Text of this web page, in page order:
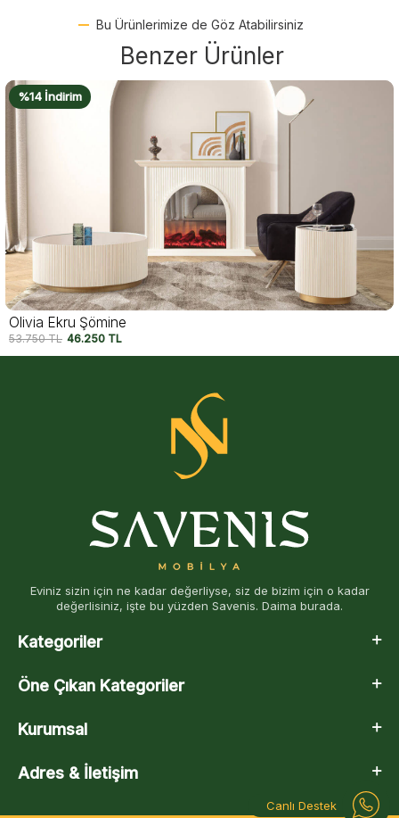
Canlı Destek
Bu Ürünlerimize de Göz Atabilirsiniz
Benzer Ürünler
%14 İndirim
Olivia Ekru Şömine
53.750TL 46.250 TL
Eviniz sizin için ne kadar değerliyse, siz de bizim için o kadar
değerlisiniz, işte bu yüzden Savenis. Daima burada.
Kategoriler
Öne Çıkan Kategoriler
Kurumsal
Adres & İletişim